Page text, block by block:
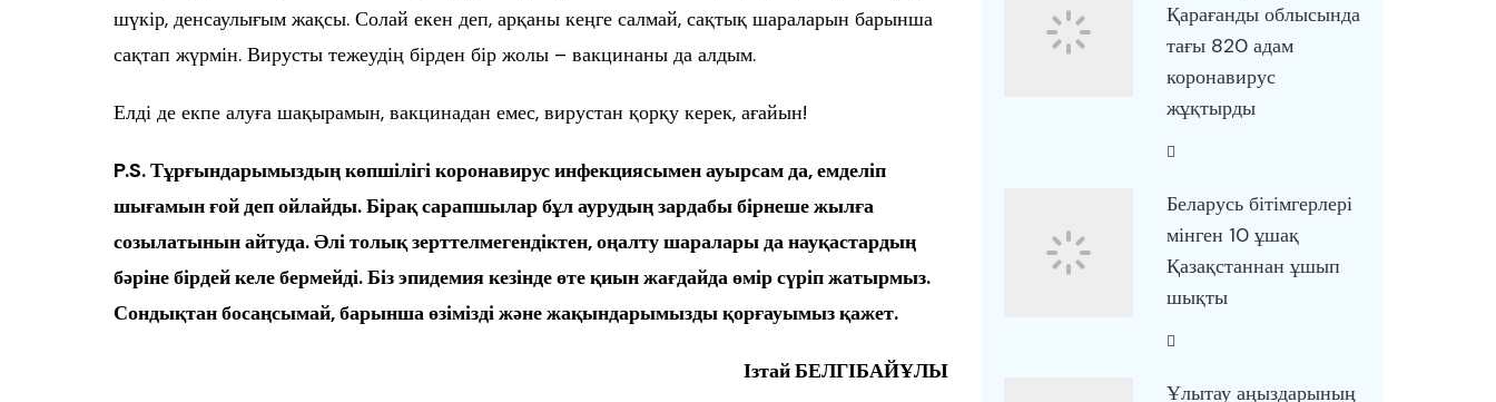
шүкір, денсаулығым жақсы. Солай екен деп, арқаны кеңге салмай, сақтық шараларын барынша
сақтап жүрмін. Вирусты тежеудің бірден бір жолы – вакцинаны да алдым.
Елді де екпе алуға шақырамын, вакцинадан емес, вирустан қорқу керек, ағайын!
P.S. Тұрғындарымыздың көпшілігі коронавирус инфекциясымен ауырсам да, емделіп
шығамын ғой деп ойлайды. Бірақ сарапшылар бұл аурудың зардабы бірнеше жылға
созылатынын айтуда. Әлі толық зерттелмегендіктен, оңалту шаралары да науқастардың
бәріне бірдей келе бермейді. Біз эпидемия кезінде өте қиын жағдайда өмір сүріп жатырмыз.
Сондықтан босаңсымай, барынша өзімізді және жақындарымызды қорғауымыз қажет.
Ізтай БЕЛГІБАЙҰЛЫ
Қарағанды облысында
тағы 820 адам
коронавирус
жұқтырды
Беларусь бітімгерлері
мінген 10 ұшақ
Қазақстаннан ұшып
шықты
Ұлытау аңыздарының